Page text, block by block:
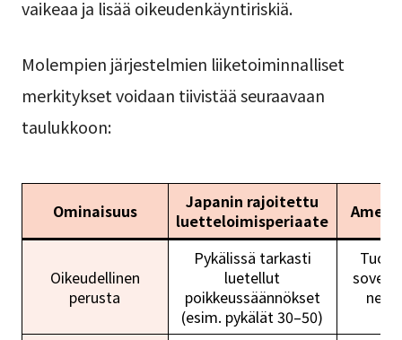
vaikeaa ja lisää oikeudenkäyntiriskiä.
Molempien järjestelmien liiketoiminnalliset
merkitykset voidaan tiivistää seuraavaan
taulukkoon:
Ominaisuus
Japanin rajoitettu
luetteloimisperiaate
Oikeudellinen
perusta
Pykälissä tarkasti
luetellut
poikkeussäännökset
(esim. pykälät 30–50)